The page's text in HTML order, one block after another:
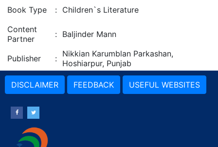
Book Type : Children`s Literature
Content
Partner
: Baljinder Mann
Publisher : Nikkian Karumblan Parkashan,
Hoshiarpur, Punjab
DISCLAIMER FEEDBACK USEFUL WEBSITES